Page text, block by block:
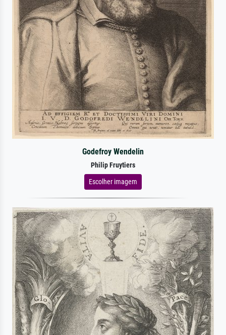
Godefroy Wendelin
Philip Fruytiers
Escolher imagem